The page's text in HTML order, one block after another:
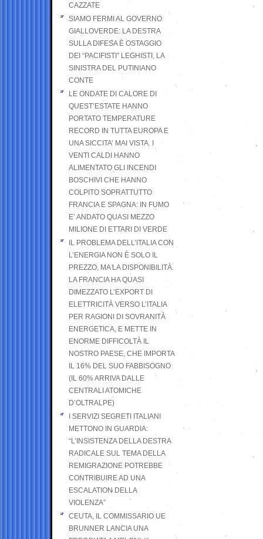
CAZZATE
SIAMO FERMI AL GOVERNO
GIALLOVERDE: LA DESTRA
SULLA DIFESA È OSTAGGIO
DEI “PACIFISTI” LEGHISTI, LA
SINISTRA DEL PUTINIANO
CONTE
LE ONDATE DI CALORE DI
QUEST’ESTATE HANNO
PORTATO TEMPERATURE
RECORD IN TUTTA EUROPA E
UNA SICCITA’ MAI VISTA. I
VENTI CALDI HANNO
ALIMENTATO GLI INCENDI
BOSCHIVI CHE HANNO
COLPITO SOPRATTUTTO
FRANCIA E SPAGNA: IN FUMO
E’ ANDATO QUASI MEZZO
MILIONE DI ETTARI DI VERDE
IL PROBLEMA DELL’ITALIA CON
L’ENERGIA NON È SOLO IL
PREZZO, MA LA DISPONIBILITÀ.
LA FRANCIA HA QUASI
DIMEZZATO L’EXPORT DI
ELETTRICITÀ VERSO L’ITALIA
PER RAGIONI DI SOVRANITÀ
ENERGETICA, E METTE IN
ENORME DIFFICOLTÀ IL
NOSTRO PAESE, CHE IMPORTA
IL 16% DEL SUO FABBISOGNO
(IL 60% ARRIVA DALLE
CENTRALI ATOMICHE
D’OLTRALPE)
I SERVIZI SEGRETI ITALIANI
METTONO IN GUARDIA:
“L’INSISTENZA DELLA DESTRA
RADICALE SUL TEMA DELLA
REMIGRAZIONE POTREBBE
CONTRIBUIRE AD UNA
ESCALATION DELLA
VIOLENZA”
CEUTA, IL COMMISSARIO UE
BRUNNER LANCIA UNA